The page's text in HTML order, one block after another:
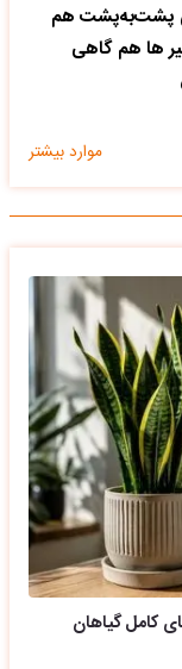
پشت‌به‌پشت هم
ها هم گاهی
موارد بیشتر
کامل گیاهان